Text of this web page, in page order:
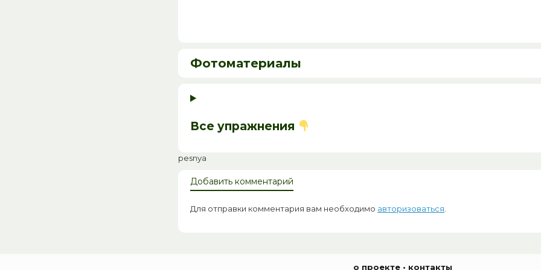
Фотоматериалы
Все упражнения
pesnya
Добавить комментарий
Для отправки комментария вам необходимо авторизоваться
о проекте • контакты